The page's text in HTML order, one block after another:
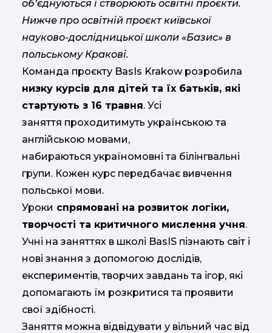
об’єднуються і створюють освітні проєкти.
Нижче про освітній проєкт київської
науково-дослідницької школи «Базис» в
польському Кракові.
Команда проєкту BasІs Krakow розробила
низку курсів для дітей та їх батьків, які
стартують з 16 травня. Усі
заняття проходитимуть українською та
англійською мовами,
набираються україномовні та білінгвальні
групи. Кожен курс передбачає вивчення
польської мови.
Уроки спрямовані на розвиток логіки,
творчості та критичного мислення учня.
Учні на заняттях в школі BasIS пізнають світ і
нові знання з допомогою дослідів,
експериментів, творчих завдань та ігор, які
допомагають їм розкритися та проявити
свої здібності.
Заняття можна відвідувати у вільний час від